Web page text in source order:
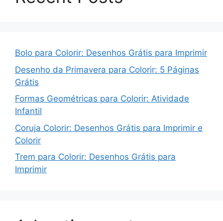
Bolo para Colorir: Desenhos Grátis para Imprimir
Desenho da Primavera para Colorir: 5 Páginas
Grátis
Formas Geométricas para Colorir: Atividade
Infantil
Coruja Colorir: Desenhos Grátis para Imprimir e
Colorir
Trem para Colorir: Desenhos Grátis para
Imprimir